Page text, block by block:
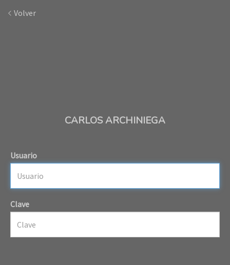
Volver
CARLOS ARCHINIEGA
Usuario
Clave